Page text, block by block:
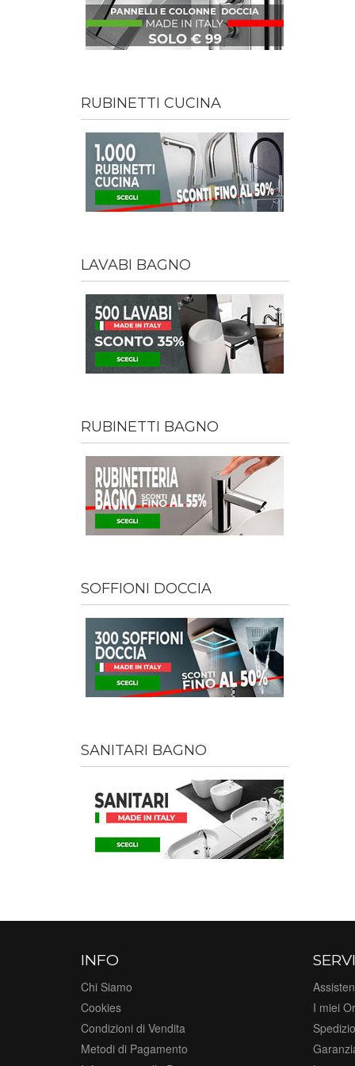
RUBINETTI CUCINA
LAVABI BAGNO
RUBINETTI BAGNO
SOFFIONI DOCCIA
SANITARI BAGNO
INFO
Chi Siamo
Cookies
Condizioni di Vendita
Metodi di Pagamento
I miei